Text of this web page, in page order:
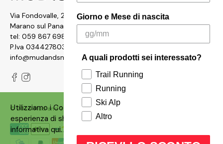
Via Fondovalle, 2876, 41054
Marano sul Panaro MO
tel: 059 867 6987
P.Iva 03442780361
info@mudandsnow.com
© 2026Mud and Snow Made with ❤️ by
Utilizziamo i Cookies sul nostro siti per garantire un'ottima
esperienza di shopping. Puoi consultare la nostra
informativaqui.
Giorno e Mese di nascita
A quali prodotti sei interessato?
Trail Running
Running
Ski Alp
Altro